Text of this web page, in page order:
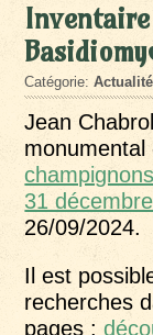
Catégorie:
Jean
monumental
31
26/09/2024.
Il est
recherches
pages :